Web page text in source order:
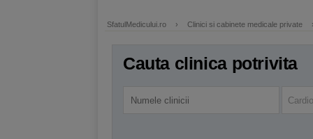
SfatulMedicului.ro › Clinici si cabinete medicale private
Cauta clinica potrivita